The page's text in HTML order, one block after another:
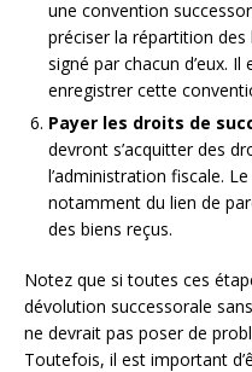
une convention
préciser la répartition
signé par chacun d’eux.
enregistrer cette
Payer les droits de
devront s’acquitter des
l’administration fiscale.
notamment du lien de
des biens reçus.
Notez que si toutes ces
dévolution successorale
ne devrait pas poser de
Toutefois, il est important